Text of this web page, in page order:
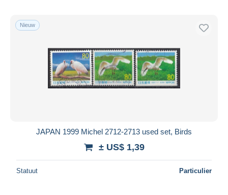
Nieuw
JAPAN 1999 Michel 2712-2713 used set, Birds
± US$ 1,39
Statuut Particulier